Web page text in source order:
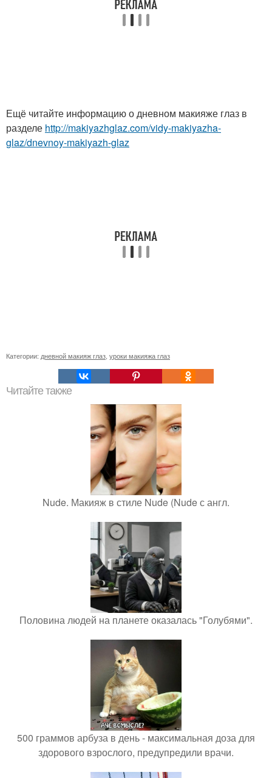
Ещё читайте информацию о дневном макияже глаз в
разделе http://makiyazhglaz.com/vidy-makiyazha-
glaz/dnevnoy-makiyazh-glaz
Категории: дневной макияж глаз уроки макияжа глаз
Читайте также
Nude. Макияж в стиле Nude (Nude с англ.
Половина людей на планете оказалась "Голубями".
500 граммов арбуза в день - максимальная доза для
здорового взрослого, предупредили врачи.